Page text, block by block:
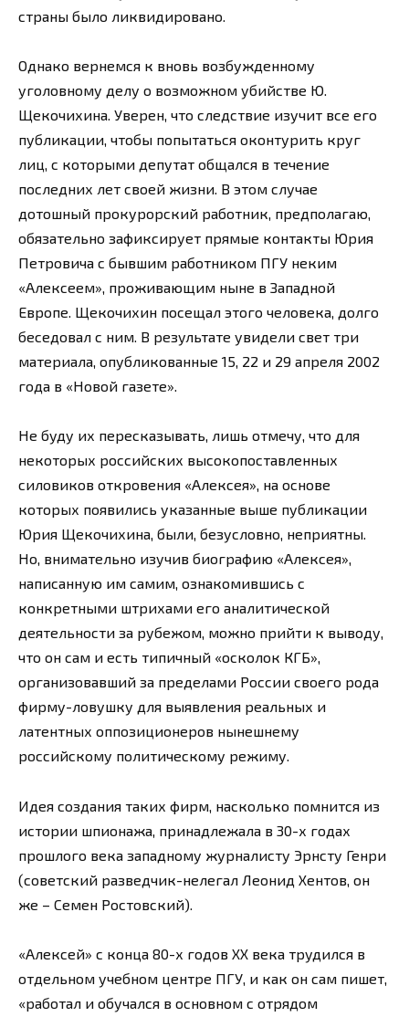
страны было ликвидировано.
Однако вернемся к вновь возбужденному
уголовному делу о возможном убийстве Ю.
Щекочихина. Уверен, что следствие изучит все его
публикации, чтобы попытаться оконтурить круг
лиц, с которыми депутат общался в течение
последних лет своей жизни. В этом случае
дотошный прокурорский работник, предполагаю,
обязательно зафиксирует прямые контакты Юрия
Петровича с бывшим работником ПГУ неким
«Алексеем», проживающим ныне в Западной
Европе. Щекочихин посещал этого человека, долго
беседовал с ним. В результате увидели свет три
материала, опубликованные 15, 22 и 29 апреля 2002
года в «Новой газете».
Не буду их пересказывать, лишь отмечу, что для
некоторых российских высокопоставленных
силовиков откровения «Алексея», на основе
которых появились указанные выше публикации
Юрия Щекочихина, были, безусловно, неприятны.
Но, внимательно изучив биографию «Алексея»,
написанную им самим, ознакомившись с
конкретными штрихами его аналитической
деятельности за рубежом, можно прийти к выводу,
что он сам и есть типичный «осколок КГБ»,
организовавший за пределами России своего рода
фирму-ловушку для выявления реальных и
латентных оппозиционеров нынешнему
российскому политическому режиму.
Идея создания таких фирм, насколько помнится из
истории шпионажа, принадлежала в 30-х годах
прошлого века западному журналисту Эрнсту Генри
(советский разведчик-нелегал Леонид Хентов, он
же – Семен Ростовский).
«Алексей» с конца 80-х годов ХХ века трудился в
отдельном учебном центре ПГУ, и как он сам пишет,
«работал и обучался в основном с отрядом